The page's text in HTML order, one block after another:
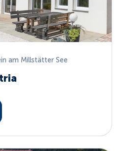
am Millstätter See